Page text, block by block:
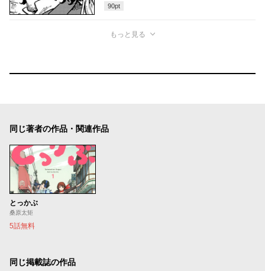
90pt
もっと見る
同じ著者の作品・関連作品
とっかぶ
桑原太矩
5話無料
同じ掲載誌の作品